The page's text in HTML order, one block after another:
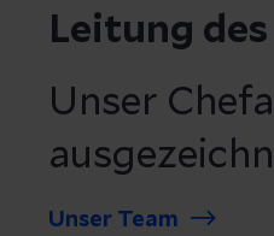
Leitung
Unser
Unser Team